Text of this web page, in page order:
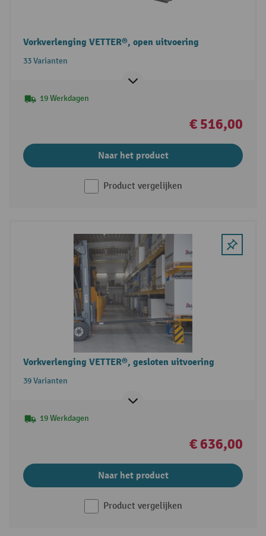
Vorkverlenging VETTER®, open uitvoering
33 Varianten
19 Werkdagen
€ 516,00
Naar het product
Product vergelijken
Vorkverlenging VETTER®, gesloten uitvoering
39 Varianten
19 Werkdagen
€ 636,00
Naar het product
Product vergelijken